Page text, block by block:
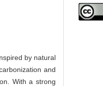
by natural
and
With a strong